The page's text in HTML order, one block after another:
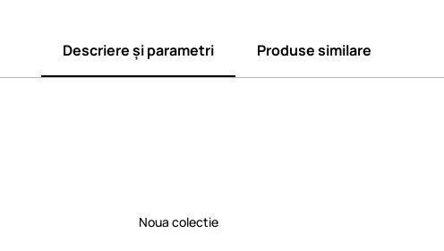
Descriere și parametri Produse similare
Noua colectie